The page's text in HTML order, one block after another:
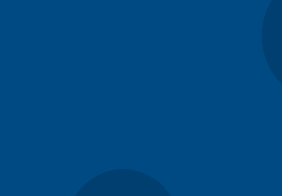
mit den technischen Spezifikationen